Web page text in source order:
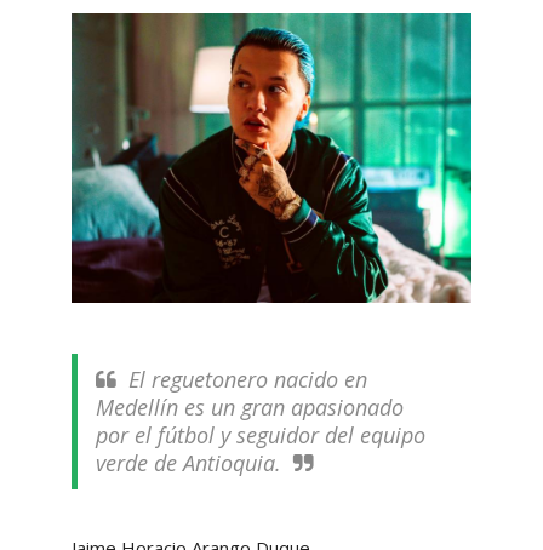
El reguetonero nacido en
Medellín es un gran apasionado
por el fútbol y seguidor del equipo
verde de Antioquia.